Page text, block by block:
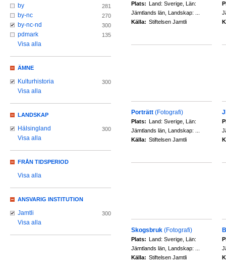
Plats: Land: Sverige, Län:
Jämtlands län, Landskap: ...
Källa: Stiftelsen Jamtli
Porträtt (Fotografi)
Plats: Land: Sverige, Län:
Jämtlands län, Landskap: ...
Källa: Stiftelsen Jamtli
Skogsbruk (Fotografi)
Plats: Land: Sverige, Län:
Jämtlands län, Landskap: ...
Källa: Stiftelsen Jamtli
by 281
by-nc 270
by-nc-nd 300
pdmark 135
Visa alla
ÄMNE
Kulturhistoria 300
Visa alla
LANDSKAP
Hälsingland 300
Visa alla
FRÅN TIDSPERIOD
Visa alla
ANSVARIG INSTITUTION
Jamtli 300
Visa alla